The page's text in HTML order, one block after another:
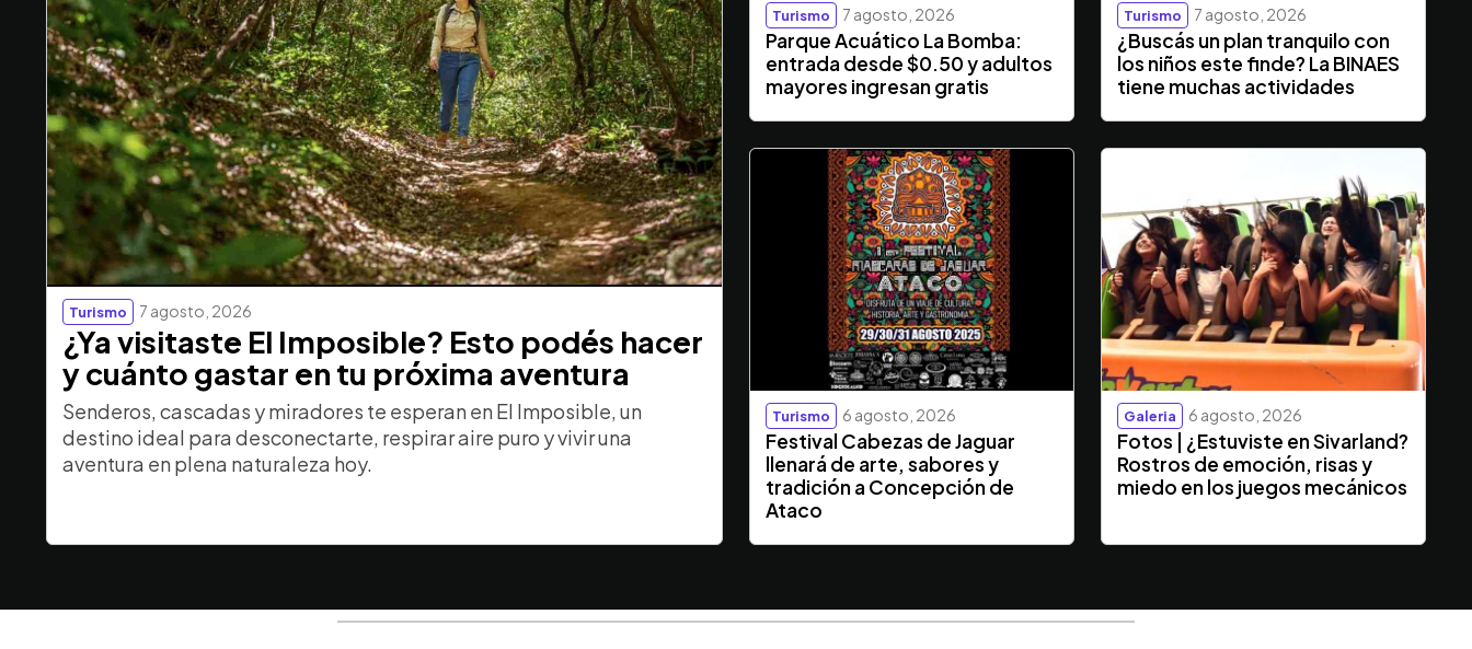
Turismo 7 agosto, 2026
¿Ya visitaste El Imposible? Esto podés hacer
y cuánto gastar en tu próxima aventura
Senderos, cascadas y miradores te esperan en El Imposible, un
destino ideal para desconectarte, respirar aire puro y vivir una
aventura en plena naturaleza hoy.
Turismo 7 agosto, 2026
Parque Acuático La Bomba:
entrada desde $0.50 y adultos
mayores ingresan gratis
Turismo 7 agosto, 2026
¿Buscás un plan tranquilo con
los niños este finde? La BINAES
tiene muchas actividades
Turismo 6 agosto, 2026
Festival Cabezas de Jaguar
llenará de arte, sabores y
tradición a Concepción de
Ataco
Galeria 6 agosto, 2026
Fotos | ¿Estuviste en Sivarland?
Rostros de emoción, risas y
miedo en los juegos mecánicos